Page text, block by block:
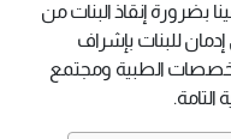
بضرورة إنقاذ البنات من
للبنات بإشراف
الطبية ومجتمع